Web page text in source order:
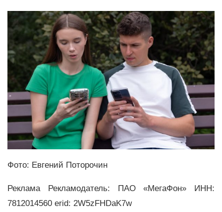
Фото: Евгений Поторочин
Реклама Рекламодатель: ПАО «МегаФон» ИНН:
7812014560 erid: 2W5zFHDaK7w